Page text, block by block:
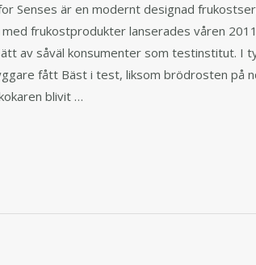
Senses är en modernt designad
med frukostprodukter lanserades våren
av såväl konsumenter som testinstitut. I
fått Bäst i test, liksom brödrosten på
blivit …